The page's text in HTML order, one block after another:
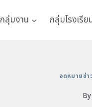
กลุ่มงาน กลุ่มโรงเรี
จดหมายข่า
By